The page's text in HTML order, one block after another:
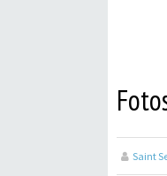
Saint